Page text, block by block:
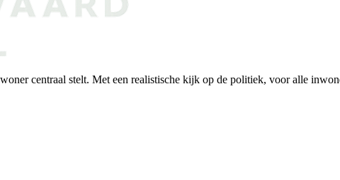
centraal stelt. Met een realistische kijk op de politiek, voor alle